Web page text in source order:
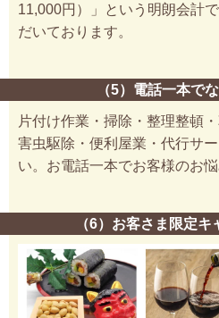
11,000円）」という明朗会計
だいております。
（5）電話一本で
片付け作業・掃除・整理整頓
害虫駆除・便利屋業・代行サ
い。お電話一本でお客様のお
（6）お客さま限定